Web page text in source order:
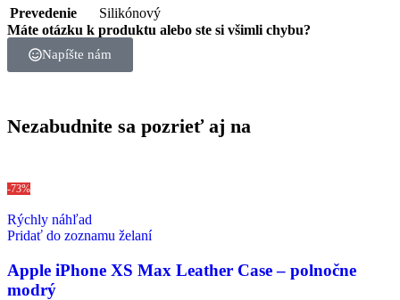
Prevedenie
Silikónový
Máte otázku k produktu alebo ste si všimli chybu?
Napíšte nám
Nezabudnite sa pozrieť aj na
-73%
Rýchly náhľad
Pridať do zoznamu želaní
Apple iPhone XS Max Leather Case – polnočne
modrý